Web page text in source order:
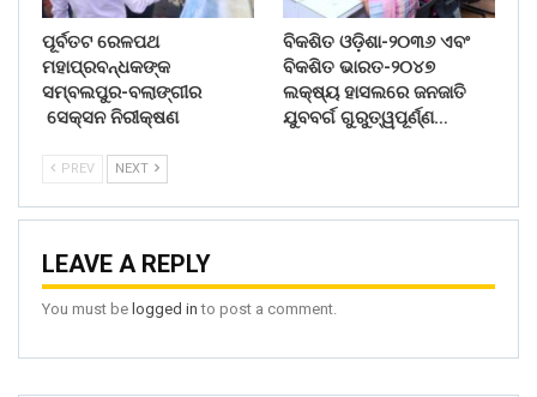
ପୂର୍ବତଟ ରେଳପଥ
ମହାପ୍ରବନ୍ଧକଙ୍କ
ସମ୍ବଲପୁର-ବଲାଙ୍ଗୀର
ସେକ୍ସନ ନିରୀକ୍ଷଣ
ବିକଶିତ ଓଡ଼ିଶା-୨୦୩୬ ଏବଂ
ବିକଶିତ ଭାରତ-୨୦୪୭
ଲକ୍ଷ୍ୟ ହାସଲରେ ଜନଜାତି
ଯୁବବର୍ଗ ଗୁରୁତ୍ୱପୂର୍ଣ୍ଣ…
PREV NEXT
LEAVE A REPLY
You must be logged in to post a comment.